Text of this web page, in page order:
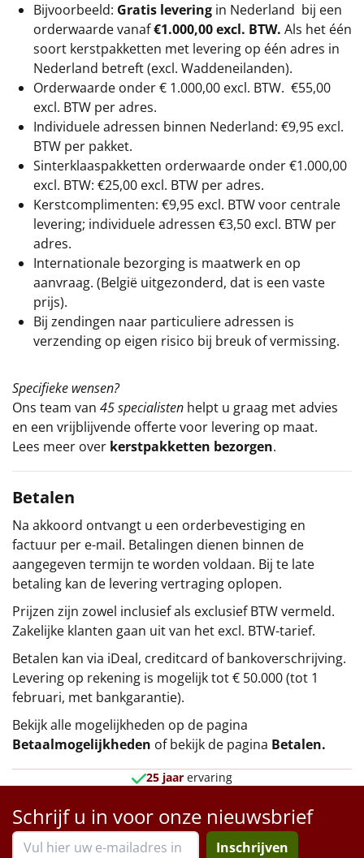
Bijvoorbeeld: Gratis levering in Nederland bij een
orderwaarde vanaf€1.000,00 excl. BTW. Als het één
soort kerstpakketten met levering op één adres in
Nederland betreft (excl. Waddeneilanden).
Orderwaarde onder € 1.000,00 excl. BTW. €55,00
excl. BTW per adres.
Individuele adressen binnen Nederland: €9,95 excl.
BTW per pakket.
Sinterklaaspakketten orderwaarde onder €1.000,00
excl. BTW: €25,00 excl. BTW per adres.
Kerstcomplimenten: €9,95 excl. BTW voor centrale
levering; individuele adressen €3,50 excl. BTW per
adres.
Internationale bezorging is maatwerk en op
aanvraag. (België uitgezonderd, dat is een vaste
prijs).
Bij zendingen naar particuliere adressen is
verzending op eigen risico bij breuk of vermissing.
Specifieke wensen?
Ons team van 45 specialisten helpt u graag met advies
en een vrijblijvende offerte voor levering op maat.
Lees meer over kerstpakketten bezorgen.
Betalen
Na akkoord ontvangt u een orderbevestiging en
factuur per e-mail. Betalingen dienen binnen de
aangegeven termijn te worden voldaan. Bij te late
betaling kan de levering vertraging oplopen.
Prijzen zijn zowel inclusief als exclusief BTW vermeld.
Zakelijke klanten gaan uit van het excl. BTW-tarief.
Betalen kan via iDeal, creditcard of bankoverschrijving.
Levering op rekening is mogelijk tot € 50.000 (tot 1
februari, met bankgarantie).
Bekijk alle mogelijkheden op de pagina
Betaalmogelijkheden of bekijk de pagina Betalen.
25 jaar ervaring
Schrijf u in voor onze nieuwsbrief
Inschrijven